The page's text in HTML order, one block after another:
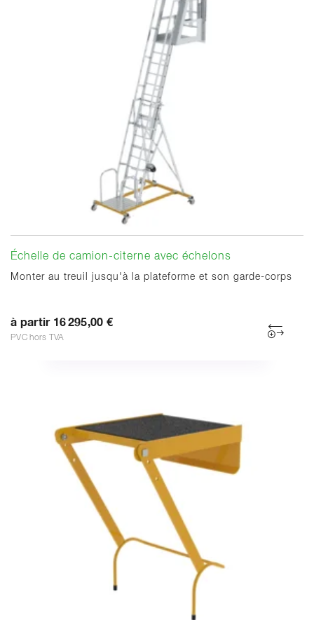
Échelle de camion-citerne avec échelons
Monter au treuil jusqu'à la plateforme et son garde-corps
à partir 16 295,00 €
PVC hors TVA